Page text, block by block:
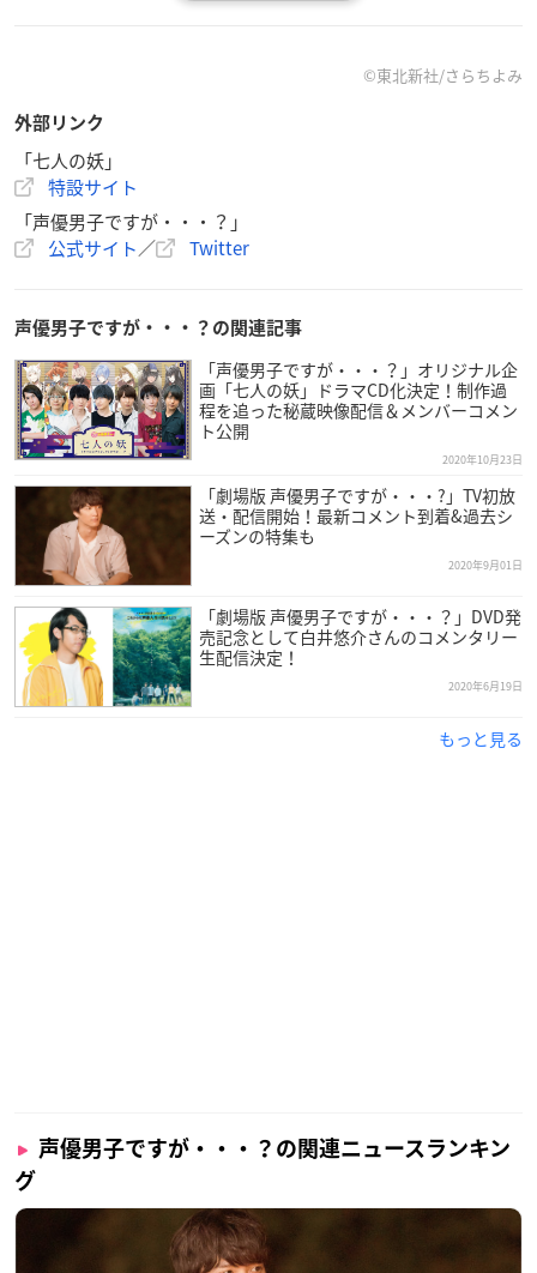
「七人の妖」ブックレット(P12)付・ジャケットイラスト(同表
キャラクター設定・今回プロジェクトまとめ・出演者、スタッ
フの皆様からの作品に関するコメント等予定
【予約】
2020年12月12日(土)〜
【予約特典】
「アニメイト」限定特典「声優男子メンバー」特製ポストカー
ドセット(全7枚)
「Amazon」限定特典「七人の妖」キャラクターポストカード
セット(全7枚)
【発売元】
(株)東北新社
【販売元】
(株)ムービック
【STORY】
とある大陸。妖怪と人間が暮らす世界。互いは隠れ、畏れ合
い、しかしある時は密接しながら隣り合って平和に生きてい
【収録内容】※収録順は変更する可能性がございます。
1めいてぃむ
2狗天
3黒木天子4幽
©東北新社/さらちよみ
外部リンク
「七人の妖」
特設サイト
「声優男子ですが・・・？」
公式サイト／ Twitter
声優男子ですが・・・？の関連記事
「声優男子ですが・・・？」オリジナル企
画「七人の妖」ドラマCD化決定！制作過
程を追った秘蔵映像配信＆メンバーコメン
ト公開
2020年10月23日
「劇場版 声優男子ですが・・・?」TV初放
送・配信開始！最新コメント到着&過去シ
ーズンの特集も
2020年9月01日
「劇場版 声優男子ですが・・・？」DVD発
売記念として白井悠介さんのコメンタリー
生配信決定！
2020年6月19日
もっと見る
声優男子ですが・・・？の関連ニュースランキン
グ